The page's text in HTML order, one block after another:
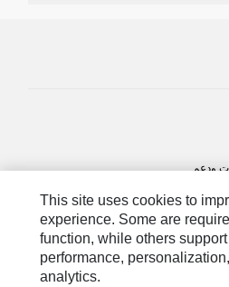
This site uses cookies to
experience. Some are
function, while others
performance,
analytics.